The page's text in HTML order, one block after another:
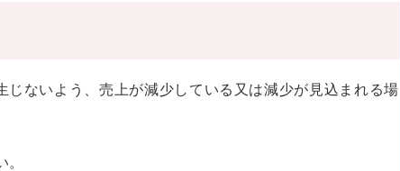
ないよう、売上が減少している又は減少が見込まれる場